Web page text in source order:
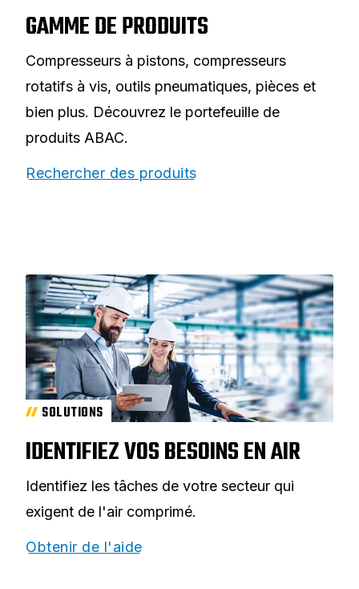
GAMME DE PRODUITS
Compresseurs à pistons, compresseurs
rotatifs à vis, outils pneumatiques, pièces et
bien plus. Découvrez le portefeuille de
produits ABAC.
Rechercher des produits
SOLUTIONS
IDENTIFIEZ VOS BESOINS EN AIR
Identifiez les tâches de votre secteur qui
exigent de l'air comprimé.
Obtenir de l'aide